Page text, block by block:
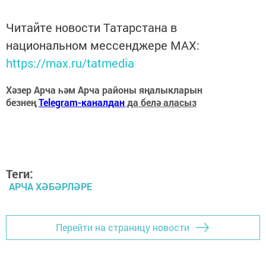
Читайте новости Татарстана в
национальном мессенджере MАХ:
https://max.ru/tatmedia
Хәзер Арча һәм Арча районы яңалыкларын
безнеңTelegram-каналданда белә аласыз
Теги:
АРЧА ХӘБӘРЛӘРЕ
Перейти на страницу новости